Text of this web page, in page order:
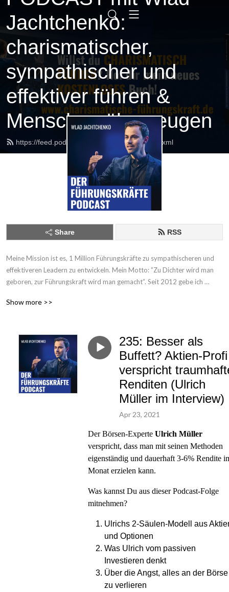
Jachtchenko:
charismatischer,
sympathischer und
effektiver führen &
Menschen überzeugen
https://feed.podbean.com/argumentorik/feed.xml
Share RSS
Meine Mission ist es, 1 Million Führungskräfte zu sympathischeren und
effektiveren Leadern zu entwickeln. Mein Motto: ”Zu Dichter wird man
geboren, zur Führungskraft wird man gemacht”. Seit 2012 gebe ich
Modell entwickelt, was bereits über 115.000 Führungskräften geholfen
offizielle Buch zu meiner Führungskräfte-Ausbildung. Mehr Infos zu mir
und zu meiner Ausbildung findest du hier: http://www.wlad-
jachtchenko.com
In diesem Podcast geben meine Gäste und ich dir Führungstipps aus der
Für kurze & prägnante Führungstipps folge mir gern auch auf Instagram:
Leaders are readers! Deswegen empfehle ich dir mein kostenloses neues
Buch ”Die charismatische Führungskraft”, um etwas tiefer in meine
Leadership-Konzepte einzutauchen. Hier bestellen:
Show more >>
235: Besser als
Buffett? Aktien-Profi
verspricht
Renditen (Ulrich
Müller im Interview)
Apr 23, 2021
Der Börsen-Experte Ulrich Müller
verspricht, dass man mit seinen Methoden
eigenständig und dauerhaft 3-6% Rendite
Monat erzielen kann.
Was kannst Du aus dieser Podcast-Folge
mitnehmen?
Ulrichs 2-Säulen-Modell aus
und Optionen
Was Ulrich vom passiven
Investieren denkt
Über die Angst, alles an der Börse
zu verlieren